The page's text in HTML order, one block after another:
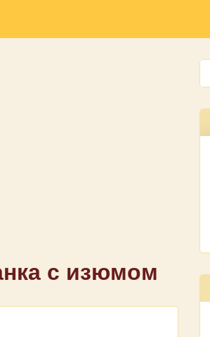
с изюмом